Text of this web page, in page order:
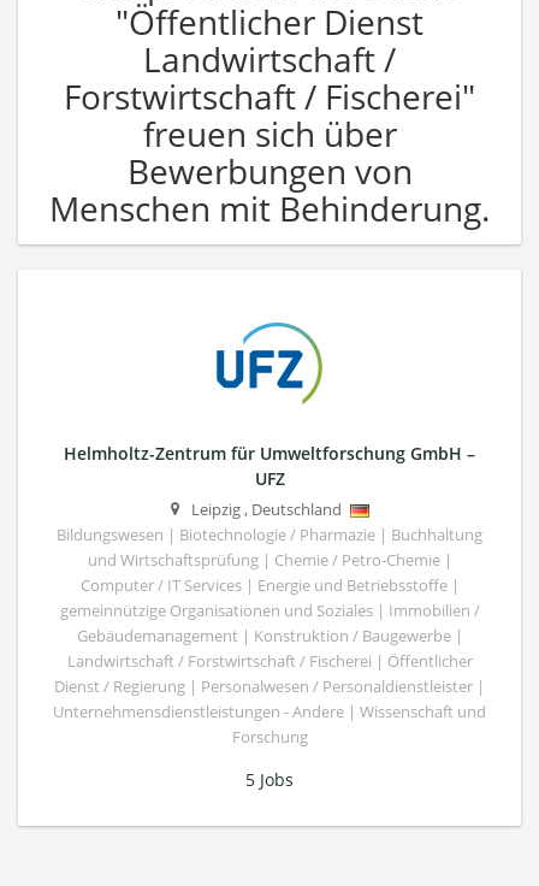
"Öffentlicher Dienst
Landwirtschaft /
Forstwirtschaft / Fischerei"
freuen sich über
Bewerbungen von
Menschen mit Behinderung.
Helmholtz-Zentrum für Umweltforschung GmbH –
UFZ
Leipzig, Deutschland
Bildungswesen | Biotechnologie / Pharmazie | Buchhaltung
und Wirtschaftsprüfung | Chemie / Petro-Chemie |
Computer / IT Services | Energie und Betriebsstoffe |
gemeinnützige Organisationen und Soziales | Immobilien /
Gebäudemanagement | Konstruktion / Baugewerbe |
Landwirtschaft / Forstwirtschaft / Fischerei | Öffentlicher
Dienst / Regierung | Personalwesen / Personaldienstleister |
Unternehmensdienstleistungen - Andere | Wissenschaft und
Forschung
5 Jobs